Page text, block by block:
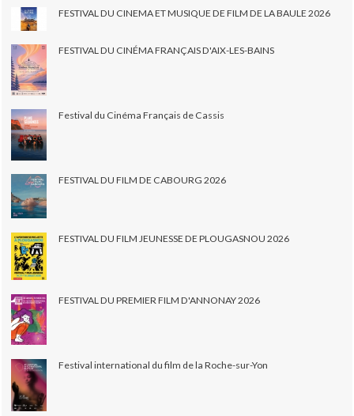
FESTIVAL DU CINEMA ET MUSIQUE DE FILM DE LA BAULE 2026
FESTIVAL DU CINÉMA FRANÇAIS D'AIX-LES-BAINS
Festival du Cinéma Français de Cassis
FESTIVAL DU FILM DE CABOURG 2026
FESTIVAL DU FILM JEUNESSE DE PLOUGASNOU 2026
FESTIVAL DU PREMIER FILM D'ANNONAY 2026
Festival international du film de la Roche-sur-Yon